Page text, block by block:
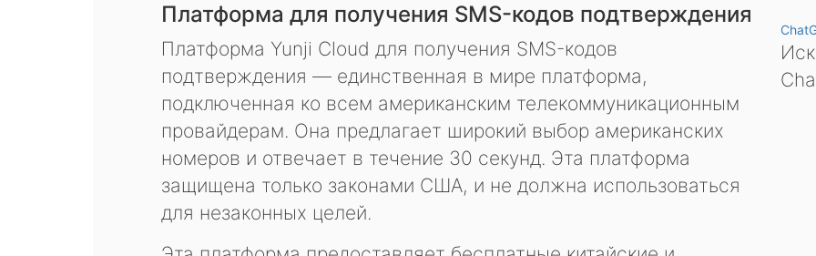
Платформа для получения SMS-кодов подтверждения
Платформа Yunji Cloud для получения SMS-кодов
подтверждения — единственная в мире платформа,
подключенная ко всем американским телекоммуникационным
провайдерам. Она предлагает широкий выбор американских
номеров и отвечает в течение 30 секунд. Эта платформа
защищена только законами США, и не должна использоваться
для незаконных целей.